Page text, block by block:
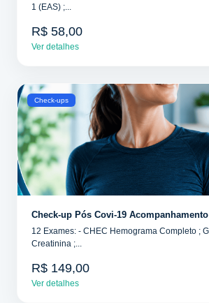
1 (EAS) ;...
R$ 58,00
Ver detalhes
Check-ups
Check-up Pós Covi-19 Acompanhamento
12 Exames: - CHEC Hemograma Completo ; Gama Gt ; Potássio ;
Creatinina ;...
R$ 149,00
Ver detalhes